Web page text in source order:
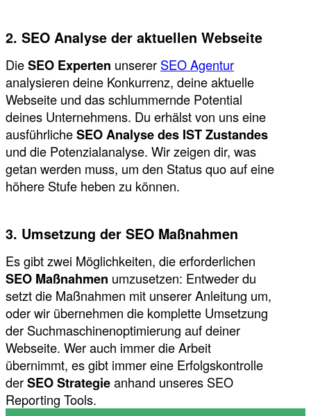
2. SEO Analyse der aktuellen Webseite
DieSEO Experten unserer SEO Agentur
analysieren deine Konkurrenz, deine aktuelle
Webseite und das schlummernde Potential
deines Unternehmens. Du erhälst von uns eine
ausführlicheSEO Analyse des IST Zustandes
und die Potenzialanalyse. Wir zeigen dir, was
getan werden muss, um den Status quo auf eine
höhere Stufe heben zu können.
3. Umsetzung der SEO Maßnahmen
Es gibt zwei Möglichkeiten, die erforderlichen
SEO Maßnahmen umzusetzen: Entweder du
setzt die Maßnahmen mit unserer Anleitung um,
oder wir übernehmen die komplette Umsetzung
der Suchmaschinenoptimierung auf deiner
Webseite. Wer auch immer die Arbeit
übernimmt, es gibt immer eine Erfolgskontrolle
derSEO Strategieanhand unseres SEO
Reporting Tools.